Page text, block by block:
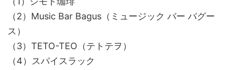
（2）Music Bar Bagus（ミュージック バー バグー
ス）
（3）TETO-TEO（テトテヲ）
（4）スパイスラック